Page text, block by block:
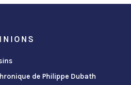
de Philippe Dubath